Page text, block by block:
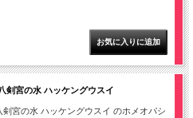
剣宮の水 ハッケングウスイ
剣宮の水 ハッケングウスイ のホメオパシ